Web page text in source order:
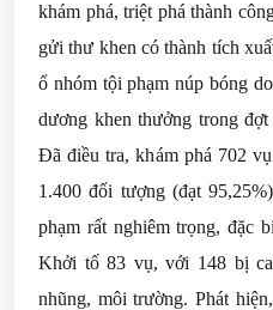
khám phá, triệt phá thành
gửi thư khen có thành tích
ổ nhóm tội phạm núp bóng
dương khen thưởng trong
Đã điều tra, khám phá 702
1.400 đối tượng (đạt
phạm rất nghiêm trọng, đặc
Khởi tố 83 vụ, với 148 bị
nhũng, môi trường. Phát